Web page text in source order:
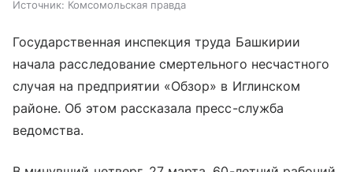
Источник: Комсомольская правда
Государственная инспекция труда Башкирии
начала расследование смертельного несчастного
случая на предприятии «Обзор» в Иглинском
районе. Об этом рассказала пресс-служба
ведомства.